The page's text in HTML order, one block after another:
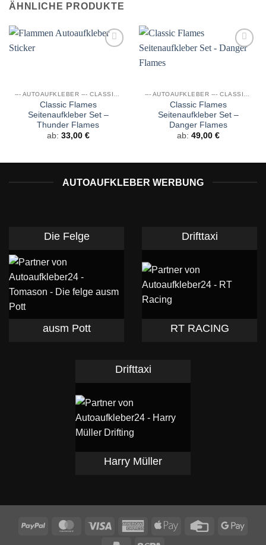
ÄHNLICHE PRODUKTE
Classic Flames
Seitenaufkleber Set –
Thunder Flames
ab: 33,00 €
Auf die
Classic Flames
Seitenaufkleber Set –
Danger Flames
ab: 49,00 €
AUTOAUFKLEBER WERBUNG
Die Felge
ausm Pott
Drifttaxi
RT RACING
Drifttaxi
Harry Müller
PayPal MasterCardVisa
AmericanApple
Credit